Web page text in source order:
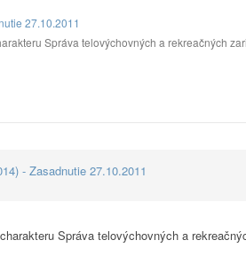
27.10.2011
Správa telovýchovných a rekreačných
- Zasadnutie 27.10.2011
Správa telovýchovných a